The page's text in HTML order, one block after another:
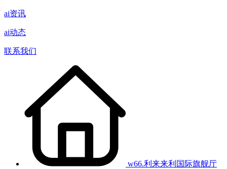
ai资讯
ai动态
联系我们
w66.利来来利国际旗舰厅